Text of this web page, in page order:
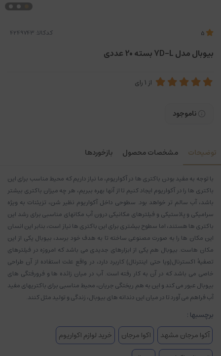
کدکالا:
بیوبال مدل 7D-L بسته 20 عددی
از 1رای
ناموجود
توضیحات مشخصات محصول بازخوردها
با توجه به مفید بودن باکتری ها در آکواریوم، ما نیاز داریم که محیط مناسب برای این
باکتری ها را در آکواریوم ایجاد کنیم تا از آنها بهره ببریم، هر چه میزان باکتری بیشتر
باشد، آب سالم تر خواهد بود. سطوحی داخل آکواریوم نظیر شن، تزیئنات به ویژه
سرامیکی و پلاستیکی و فیلترهای مکانیکی درون آب مکانهای مناسبی برای رشد این
باکتری ها هستند، اما سطوح بیشتری برای این باکتری ها نیاز است، بنابر این انسان
این مکان ها را به صورت مصنوعی ساخته تا به هدف خود برسد، بیوبال یکی از این
مکان هاست. بیوبال هم یکی از ابزارهای جدیدی می باشد که امروزه در فیلترهای
تصفیۀ اکسترنال(ویا حتی اینترنال) کاربرد دارد، در واقع علت استفاده از آن طراحی
خاصی می باشد که در آن به کار رفته است. آب در میان زائده ها و فرورفتگی های
بیوبال عبور می کند و این به هم ریختگی جریان، محیط مناسبی برای باکتریهای مفید
آب فراهم می آورد تا در میان این دندانه های بیوبال، زندگی و تولید مثل کنند.
برچسبها :
آکوا مرجان مشهد
اکوا مرجان
خرید لوازم اکواریوم